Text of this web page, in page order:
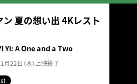
の作品
ン 夏の想い出 4Kレスト
Yi: A One and a Two
月22日（木）上映終了